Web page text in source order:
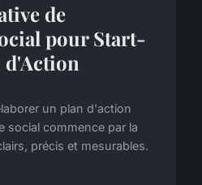
de
pour Start-
d'Action
un plan d'action
social commence par la
précis et mesurables.